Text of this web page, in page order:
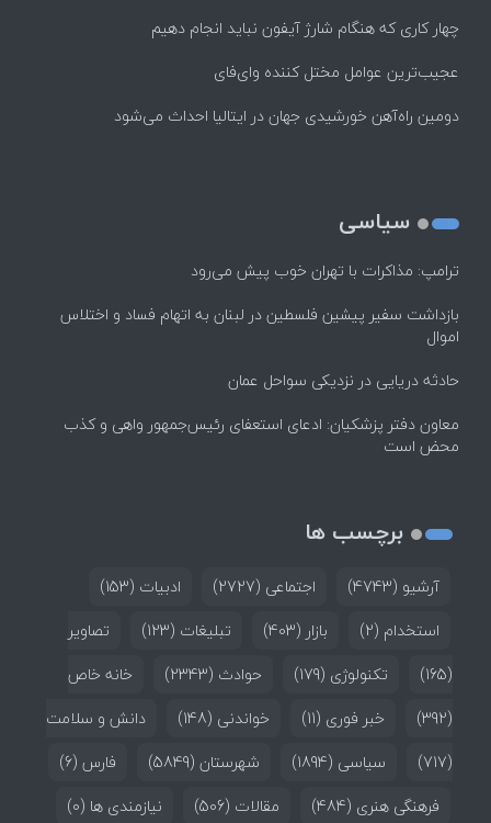
چهار کاری که هنگام شارژ آیفون نباید انجام دهیم
عجیب‌ترین عوامل مختل کننده وای‌فای
دومین راه‌آهن خورشیدی جهان در ایتالیا احداث می‌شود
سیاسی
ترامپ: مذاکرات با تهران خوب پیش می‌رود
بازداشت سفیر پیشین فلسطین در لبنان به اتهام فساد و اختلاس
اموال
حادثه دریایی در نزدیکی سواحل عمان
معاون دفتر پزشکیان: ادعای استعفای رئیس‌جمهور واهی و کذب
محض است
برچسب ها
آرشیو (4743) اجتماعی (2727) ادبیات (153)
استخدام (2) بازار (403) تبلیغات (123)
تصاویر
(165)
تکنولوژی (179) حوادث (2343)
خانه خاص
(392)
خبر فوری (11) خواندنی (148)
دانش و سلامت
(717)
سیاسی (1894) شهرستان (5849) فارس (6)
فرهنگی هنری (484) مقالات (506) نیازمندی ها (0)